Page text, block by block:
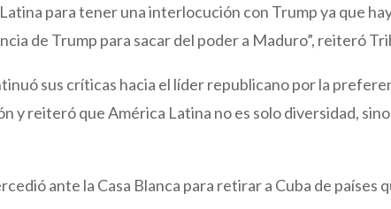
para tener una interlocución con Trump ya que
de Trump para sacar del poder a Maduro”, reiteró
sus críticas hacia el líder republicano por la
y reiteró que América Latina no es solo diversidad, sino
ante la Casa Blanca para retirar a Cuba de países